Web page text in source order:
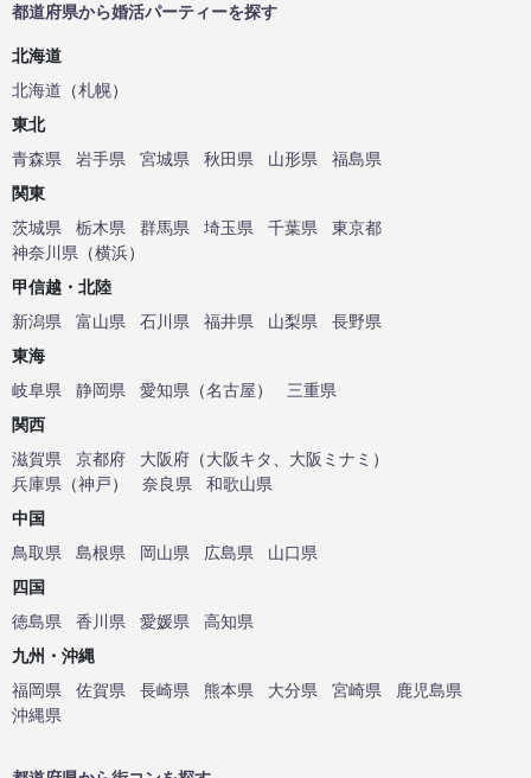
都道府県から婚活パーティーを探す
北海道
北海道 （札幌）
東北
青森県
岩手県 宮城県 秋田県 山形県
福島県
関東
茨城県
栃木県 群馬県 埼玉県 千葉県
東京都
神奈川県 （横浜）
甲信越・北陸
新潟県
富山県 石川県 福井県 山梨県
長野県
東海
岐阜県
静岡県 愛知県 （名古屋）
三重県
関西
滋賀県
京都府 大阪府 （大阪キタ 大阪ミナミ ）
兵庫県 （神戸） 奈良県
和歌山県
中国
鳥取県
島根県 岡山県 広島県
山口県
四国
徳島県
香川県 愛媛県
高知県
九州・沖縄
福岡県
佐賀県 長崎県 熊本県 大分県 宮崎県
鹿児島県
沖縄県